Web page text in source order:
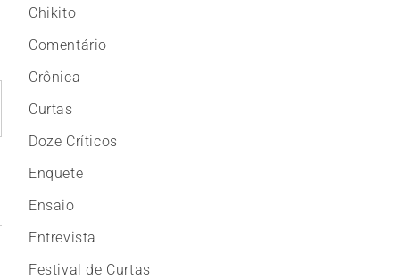
Chikito
Comentário
Crônica
Curtas
Doze Críticos
Enquete
Ensaio
Entrevista
Festival de Curtas